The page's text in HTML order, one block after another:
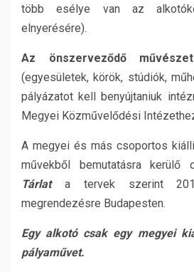
több esélye van az
elnyerésére).
Az önszerveződő
(egyesületek, körök, stúdiók,
pályázatot kell benyújtaniuk
Megyei Közművelődési
A megyei és más csoportos
művekből bemutatásra kerülő
Tárlata tervek szerint
megrendezésre Budapesten.
Egy alkotó csak egy megyei
pályaművet.